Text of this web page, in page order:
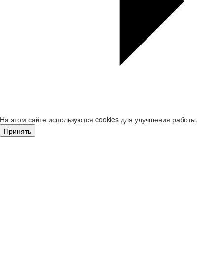
На этом сайте используются cookies для улучшения работы.
Принять